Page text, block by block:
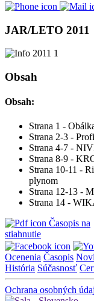
JAR/LETO 2011
Obsah
Obsah:
Strana 1 -
Strana 2-3 -
Strana 4-7 -
Strana 8-9 -
Strana 10-11 -
plynom
Strana 12-13 -
Strana 14 -
Časopis na
stiahnutie
Ocenenia Časopis
História Súčasnosť
Ochrana osobných